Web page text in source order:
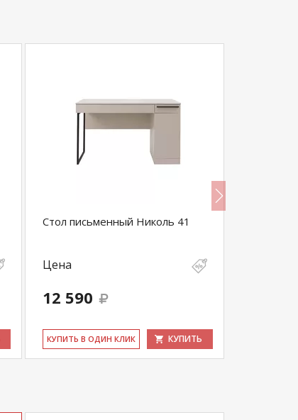
Стол письменный Николь 41
Цена
12 590
КУ­ПИТЬ В ОДИН КЛИК КУПИТЬ